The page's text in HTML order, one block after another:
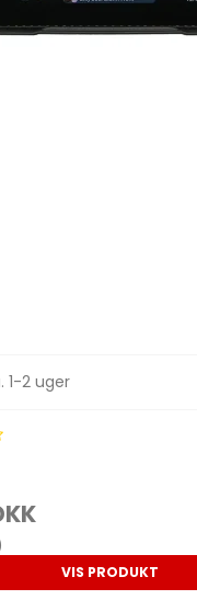
1-2 uger
VIS PRODUKT